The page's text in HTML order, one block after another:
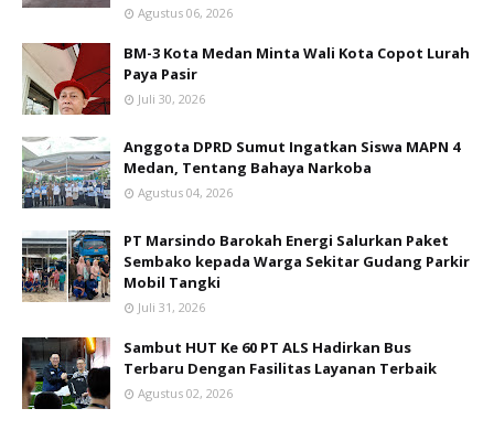
Agustus 06, 2026
BM-3 Kota Medan Minta Wali Kota Copot Lurah
Paya Pasir
Juli 30, 2026
Anggota DPRD Sumut Ingatkan Siswa MAPN 4
Medan, Tentang Bahaya Narkoba
Agustus 04, 2026
PT Marsindo Barokah Energi Salurkan Paket
Sembako kepada Warga Sekitar Gudang Parkir
Mobil Tangki
Juli 31, 2026
Sambut HUT Ke 60 PT ALS Hadirkan Bus
Terbaru Dengan Fasilitas Layanan Terbaik
Agustus 02, 2026